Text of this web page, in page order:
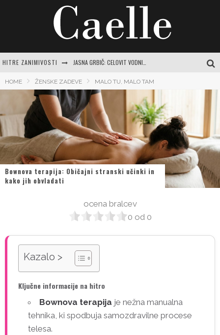
HITRE ZANIMIVOSTI
SAMSUNG URADNO PREDSTAVLJA GALAXY Z FOLD8 ULTRA, FOLD8, FLIP8, WATCH ULTRA2 IN WATCH9
MAGNEZIJEVO OLJE: SKRIVNOST ZA SPROSTITEV, SIJOČO KOŽO IN SPLOŠNO DOBRO POČUTJE
CENTER VARNE VOŽNJE LOGATEC: CELOVIT VODNIK ZA SAMOZAVESTNO VOŽNJO IN IZPOPOLNJEVANJE
MISLI O NARAVI: ZAKAJ JE POVEZAVA Z ZELENO MODROSTJO KLJUČNA ZA SODOBNO ŽENSKO
HOME ŽENSKE ZADEVE MALO TU, MALO TAM
Bownova terapija: Običajni stranski učinki in
kako jih obvladati
ocena bralcev
0 od 0
Kazalo >
Ključne informacije na hitro
Bownova terapija je nežna manualna
tehnika, ki spodbuja samozdravilne procese
telesa.